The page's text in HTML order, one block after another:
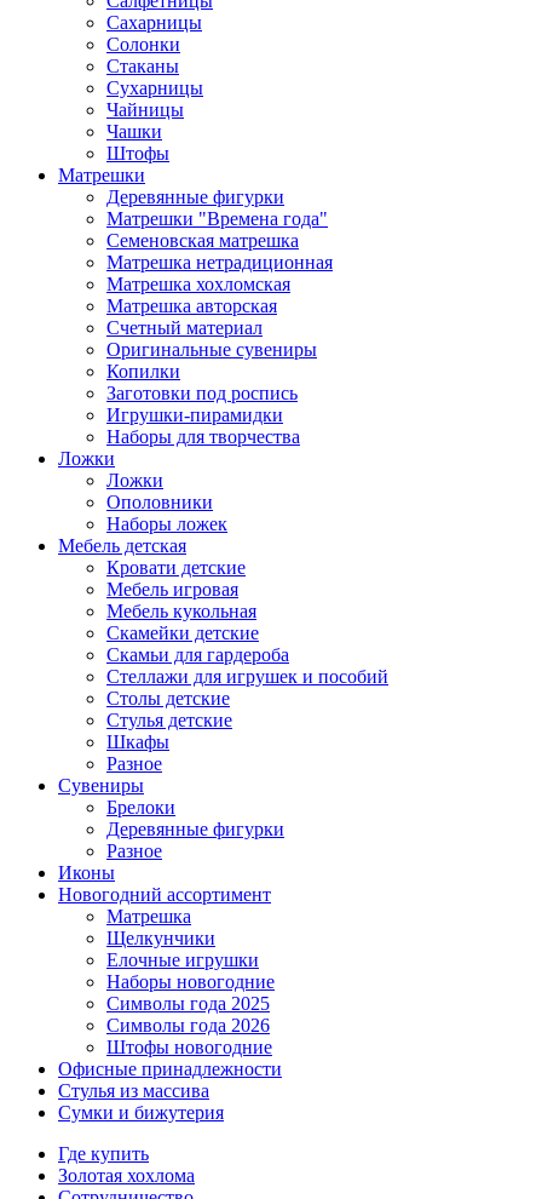
Сахарницы
Солонки
Стаканы
Сухарницы
Чайницы
Чашки
Штофы
Матрешки
Деревянные фигурки
Матрешки "Времена года"
Семеновская матрешка
Матрешка нетрадиционная
Матрешка хохломская
Матрешка авторская
Счетный материал
Оригинальные сувениры
Копилки
Заготовки под роспись
Игрушки-пирамидки
Наборы для творчества
Ложки
Ложки
Ополовники
Наборы ложек
Мебель детская
Кровати детские
Мебель игровая
Мебель кукольная
Скамейки детские
Скамьи для гардероба
Стеллажи для игрушек и пособий
Столы детские
Стулья детские
Шкафы
Разное
Сувениры
Брелоки
Деревянные фигурки
Разное
Иконы
Новогодний ассортимент
Матрешка
Щелкунчики
Елочные игрушки
Наборы новогодние
Символы года 2025
Символы года 2026
Штофы новогодние
Офисные принадлежности
Стулья из массива
Сумки и бижутерия
Где купить
Золотая хохлома